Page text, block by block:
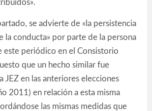
se advierte de «la persistencia
la conducta» por parte de la persona
este periódico en el Consistorio
que un hecho similar fue
JEZ en las anteriores elecciones
2011) en relación a esta misma
las mismas medidas que